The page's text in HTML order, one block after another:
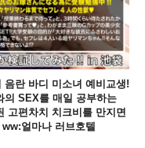
음란 바디 미소녀 예비교생!
의 SEX를 매일 공부하는
고편차치 치크비를 만지면
얼마나 러브호텔